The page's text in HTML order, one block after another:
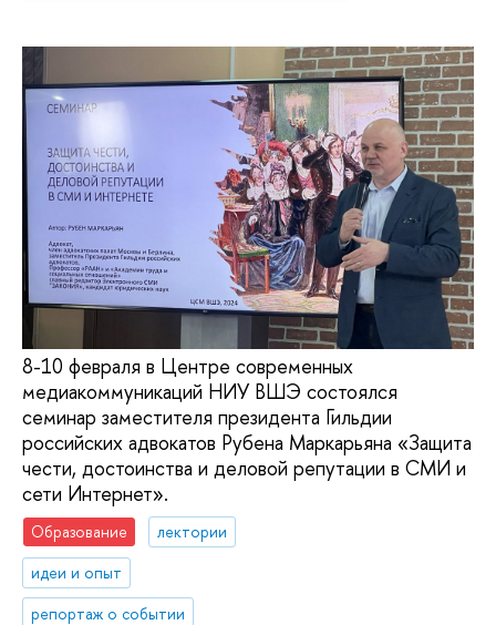
8-10 февраля в Центре современных
медиакоммуникаций НИУ ВШЭ состоялся
семинар заместителя президента Гильдии
российских адвокатов Рубена Маркарьяна «Защита
чести, достоинства и деловой репутации в СМИ и
сети Интернет».
Образование
лектории
идеи и опыт
репортаж о событии